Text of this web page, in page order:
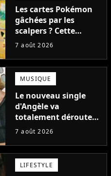
Les cartes Pokémon
gâchées par les
scalpers ? Cette
technique géniale
ruiner les revendeurs
7 août 2026
MUSIQUE
Le nouveau single
d'Angèle va
totalement dérouter
le public, et c'est une
7 août 2026
LIFESTYLE